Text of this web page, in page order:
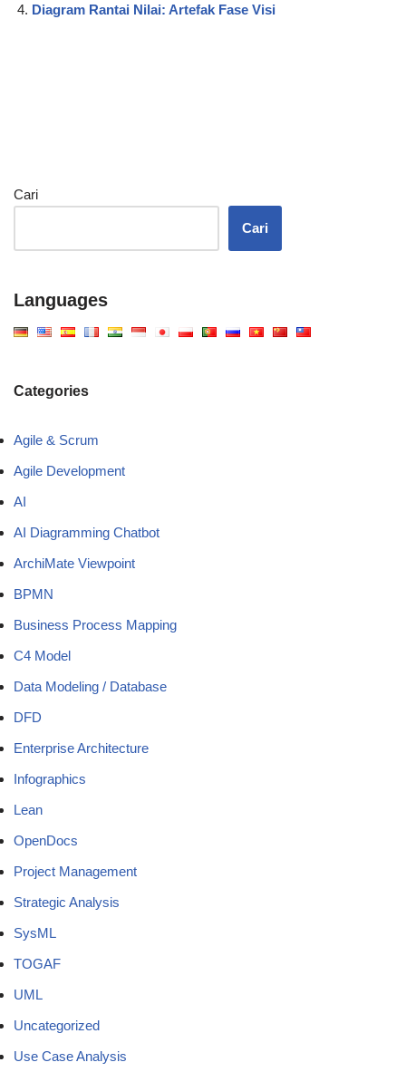
Diagram Rantai Nilai: Artefak Fase Visi
Cari
Cari
Languages
Categories
Agile & Scrum
Agile Development
AI
AI Diagramming Chatbot
ArchiMate Viewpoint
BPMN
Business Process Mapping
C4 Model
Data Modeling / Database
DFD
Enterprise Architecture
Infographics
Lean
OpenDocs
Project Management
Strategic Analysis
SysML
TOGAF
UML
Uncategorized
Use Case Analysis